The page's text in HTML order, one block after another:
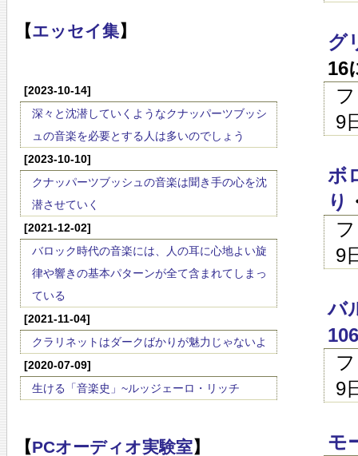
【エッセイ集】
[2023-10-14]
深々と沈潜していくようなクナッパーツブッシ
ュの音楽を必要とする人は多いのでしょう
[2023-10-10]
クナッパーツブッシュの音楽は聞き手の心を沈
潜させていく
[2021-12-02]
バロック時代の音楽には、人の耳に心地よい旋
律や響きの基本パターンが全て含まれてしまっ
ている
[2021-11-04]
クラリネットはダークばかりが魅力じゃないよ
[2020-07-09]
生ける「音楽史」~ルッジェーロ・リッチ
【PCオーディオ実験室】
グ
16
9
ボ
り
9
バ
106
9
モ